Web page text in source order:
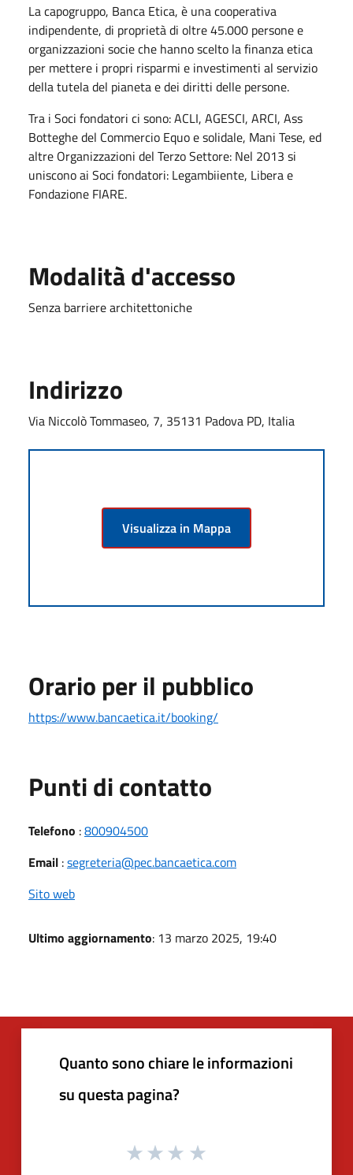
La capogruppo, Banca Etica, è una cooperativa
indipendente, di proprietà di oltre 45.000 persone e
organizzazioni socie che hanno scelto la finanza etica
per mettere i propri risparmi e investimenti al servizio
della tutela del pianeta e dei diritti delle persone.
Tra i Soci fondatori ci sono: ACLI, AGESCI, ARCI, Ass
Botteghe del Commercio Equo e solidale, Mani Tese, ed
altre Organizzazioni del Terzo Settore: Nel 2013 si
uniscono ai Soci fondatori: Legambiiente, Libera e
Fondazione FIARE.
Modalità d'accesso
Senza barriere architettoniche
Indirizzo
Via Niccolò Tommaseo, 7, 35131 Padova PD, Italia
Visualizza in Mappa
Orario per il pubblico
https://www.bancaetica.it/booking/
Punti di contatto
Telefono :800904500
Email :segreteria@pec.bancaetica.com
Sito web
Ultimo aggiornamento: 13 marzo 2025, 19:40
Quanto sono chiare le informazioni
su questa pagina?